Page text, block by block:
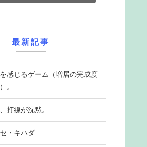
最新記事
感じるゲーム（増居の完成度
。
打線が沈黙。
・キハダ